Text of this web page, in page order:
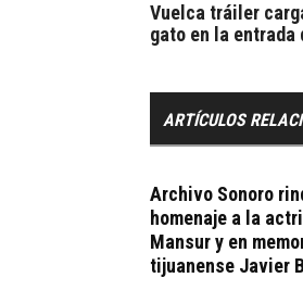
Vuelca tráiler
gato en la entrada
ARTÍCULOS
Archivo Sonoro
homenaje a la
Mansur y en
tijuanense Javier